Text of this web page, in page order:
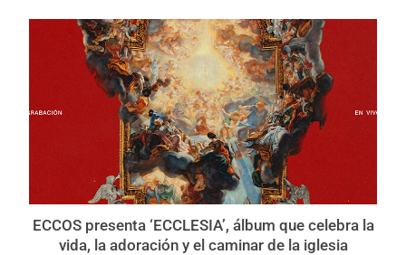
ECCOS presenta ‘ECCLESIA’, álbum que celebra la
vida, la adoración y el caminar de la iglesia